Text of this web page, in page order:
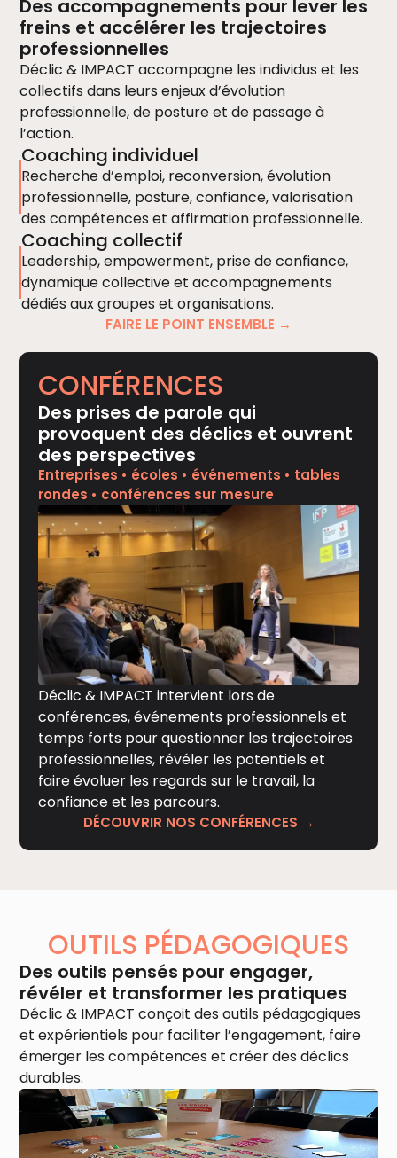
Des accompagnements pour lever les
freins et accélérer les trajectoires
professionnelles
Déclic & IMPACT accompagne les individus et les
collectifs dans leurs enjeux d’évolution
professionnelle, de posture et de passage à
l’action.
Coaching individuel
Recherche d’emploi, reconversion, évolution
professionnelle, posture, confiance, valorisation
des compétences et affirmation professionnelle.
Coaching collectif
Leadership, empowerment, prise de confiance,
dynamique collective et accompagnements
dédiés aux groupes et organisations.
FAIRE LE POINT ENSEMBLE →
CONFÉRENCES
Des prises de parole qui
provoquent des déclics et ouvrent
des perspectives
Entreprises • écoles • événements • tables
rondes • conférences sur mesure
Déclic & IMPACT intervient lors de
conférences, événements professionnels et
temps forts pour questionner les trajectoires
professionnelles, révéler les potentiels et
faire évoluer les regards sur le travail, la
confiance et les parcours.
DÉCOUVRIR NOS CONFÉRENCES →
OUTILS PÉDAGOGIQUES
Des outils pensés pour engager,
révéler et transformer les pratiques
Déclic & IMPACT conçoit des outils pédagogiques
et expérientiels pour faciliter l’engagement, faire
émerger les compétences et créer des déclics
durables.